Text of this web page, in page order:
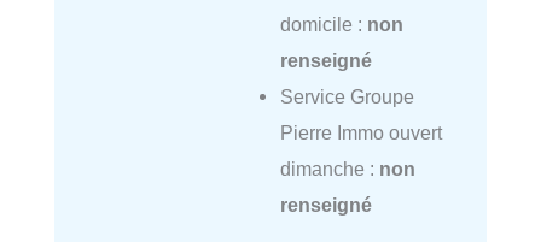
domicile : non
renseigné
Service Groupe
Pierre Immo ouvert
dimanche : non
renseigné